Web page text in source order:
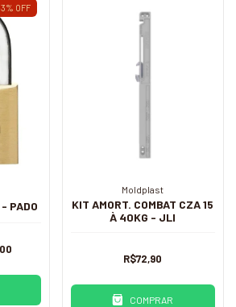
% OFF
PADO
Moldplast
KIT AMORT. COMBAT CZA 15
À 40KG - JLI
R$72,90
COMPRAR